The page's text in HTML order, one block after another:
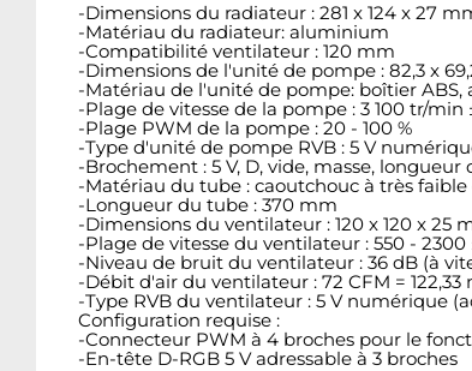
-Dimensions du radiateur : 281 x 124 x 27
-Matériau du radiateur: aluminium
-Compatibilité ventilateur : 120 mm
-Dimensions de l'unité de pompe : 82,3 x
-Matériau de l'unité de pompe: boîtier ABS,
-Plage de vitesse de la pompe : 3 100 tr/min
-Plage PWM de la pompe : 20 - 100 %
-Type d'unité de pompe RVB : 5 V
-Brochement : 5 V, D, vide, masse, longueur
-Matériau du tube : caoutchouc à très
-Longueur du tube : 370 mm
-Dimensions du ventilateur : 120 x 120 x 25
-Plage de vitesse du ventilateur : 550 - 2300
-Niveau de bruit du ventilateur : 36 dB (à
-Débit d'air du ventilateur : 72 CFM =
-Type RVB du ventilateur : 5 V numérique
Configuration requise :
-Connecteur PWM à 4 broches pour le
-En-tête D-RGB 5 V adressable à 3 broches